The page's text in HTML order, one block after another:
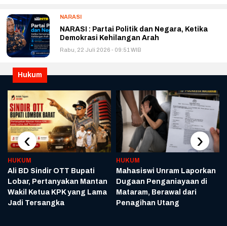
NARASI
NARASI : Partai Politik dan Negara, Ketika
Demokrasi Kehilangan Arah
Rabu, 22 Juli 2026 - 09:51 WIB
Hukum
HUKUM
Ali BD Sindir OTT Bupati
Lobar, Pertanyakan Mantan
Wakil Ketua KPK yang Lama
Jadi Tersangka
HUKUM
Mahasiswi Unram Laporkan
Dugaan Penganiayaan di
Mataram, Berawal dari
Penagihan Utang
‹ ›